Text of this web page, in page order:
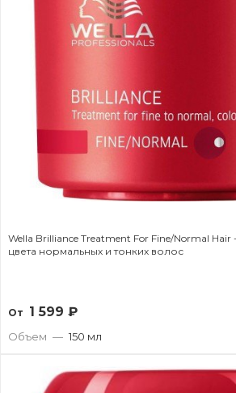
Wella Brilliance Treatment For Fine/Normal
цвета нормальных и тонких волос
От 1 599 ₽
Объем — 150 мл